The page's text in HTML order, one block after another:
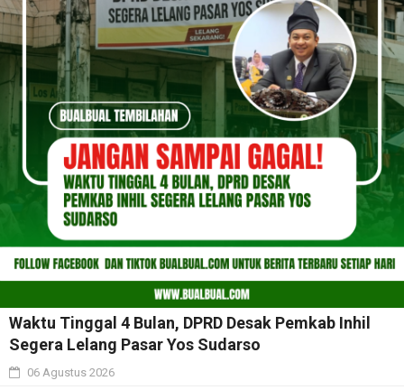
Waktu Tinggal 4 Bulan, DPRD Desak Pemkab Inhil
Segera Lelang Pasar Yos Sudarso
06 Agustus 2026